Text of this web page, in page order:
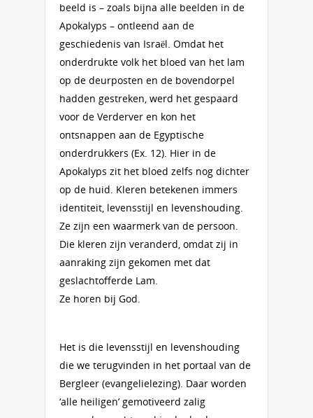
beeld is – zoals bijna alle beelden in de
Apokalyps – ontleend aan de
geschiedenis van Israël. Omdat het
onderdrukte volk het bloed van het lam
op de deurposten en de bovendorpel
hadden gestreken, werd het gespaard
voor de Verderver en kon het
ontsnappen aan de Egyptische
onderdrukkers (Ex. 12). Hier in de
Apokalyps zit het bloed zelfs nog dichter
op de huid. Kleren betekenen immers
identiteit, levensstijl en levenshouding.
Ze zijn een waarmerk van de persoon.
Die kleren zijn veranderd, omdat zij in
aanraking zijn gekomen met dat
geslachtofferde Lam.
Ze horen bij God.
Het is die levensstijl en levenshouding
die we terugvinden in het portaal van de
Bergleer (evangelielezing). Daar worden
‘alle heiligen’ gemotiveerd zalig